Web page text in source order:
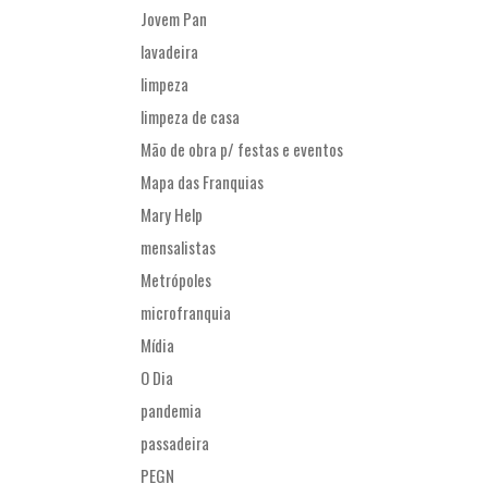
Jovem Pan
lavadeira
limpeza
limpeza de casa
Mão de obra p/ festas e eventos
Mapa das Franquias
Mary Help
mensalistas
Metrópoles
microfranquia
Mídia
O Dia
pandemia
passadeira
PEGN